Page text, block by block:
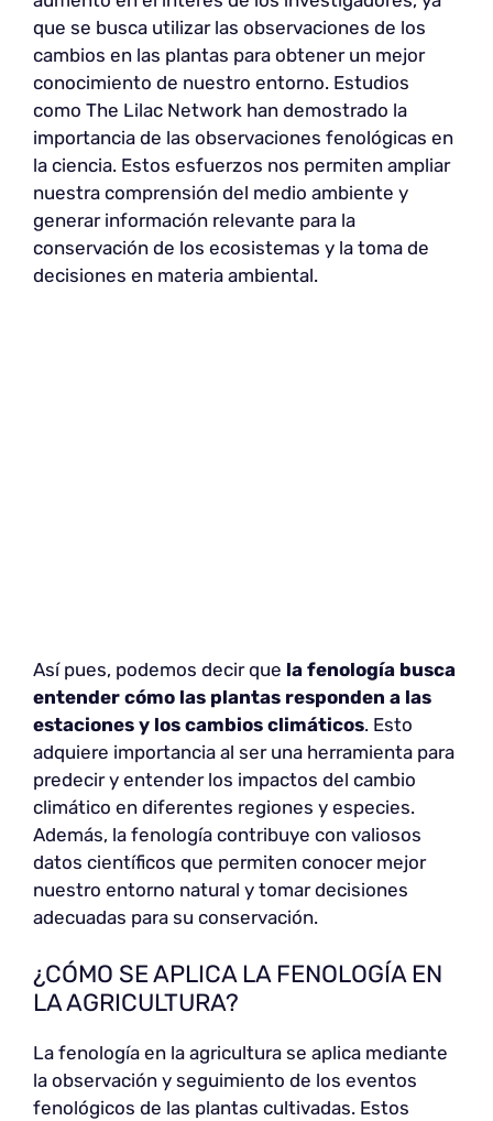
que se busca utilizar las observaciones de los
cambios en las plantas para obtener un mejor
conocimiento de nuestro entorno. Estudios
como The Lilac Network han demostrado la
importancia de las observaciones fenológicas en
la ciencia. Estos esfuerzos nos permiten ampliar
nuestra comprensión del medio ambiente y
generar información relevante para la
conservación de los ecosistemas y la toma de
decisiones en materia ambiental.
Así pues, podemos decir que la fenología busca
entender cómo las plantas responden a las
estaciones y los cambios climáticos. Esto
adquiere importancia al ser una herramienta para
predecir y entender los impactos del cambio
climático en diferentes regiones y especies.
Además, la fenología contribuye con valiosos
datos científicos que permiten conocer mejor
nuestro entorno natural y tomar decisiones
adecuadas para su conservación.
¿CÓMO SE APLICA LA FENOLOGÍA EN
LA AGRICULTURA?
La fenología en la agricultura se aplica mediante
la observación y seguimiento de los eventos
fenológicos de las plantas cultivadas. Estos